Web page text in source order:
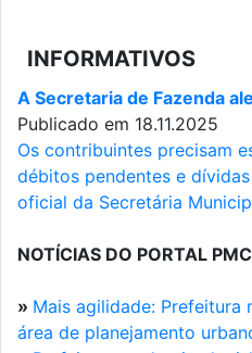
INFORMATIVOS
A Secretaria de Fazenda
Publicado em 18.11.2025
Os contribuintes precisam
débitos pendentes e
oficial da Secretária
NOTÍCIAS DO PORTAL PMC
» Mais agilidade: Prefeitura
área de planejamento